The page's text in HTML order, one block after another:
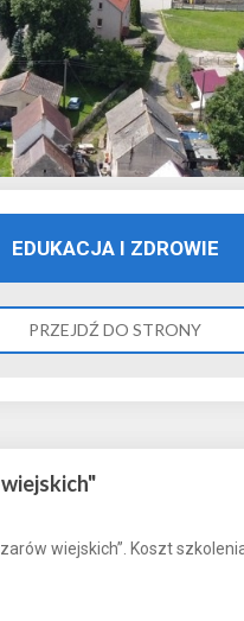
EDUKACJA I ZDROWIE
PRZEJDŹ DO STRONY
wiejskich”. Koszt